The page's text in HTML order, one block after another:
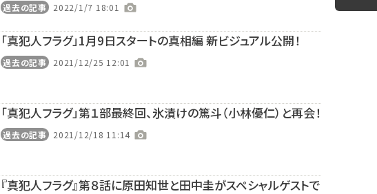
過去の記事 2022/1/7 18:01
「真犯人フラグ」1月9日スタートの真相編 新ビジュアル公開！
過去の記事 2021/12/25 12:01
「真犯人フラグ」第１部最終回、氷漬けの篤斗（小林優仁）と再会！
過去の記事 2021/12/18 11:14
『真犯人フラグ』第８話に原田知世と田中圭がスペシャルゲストで